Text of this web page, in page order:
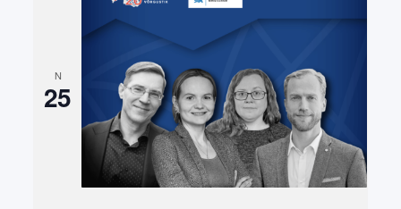
N
25